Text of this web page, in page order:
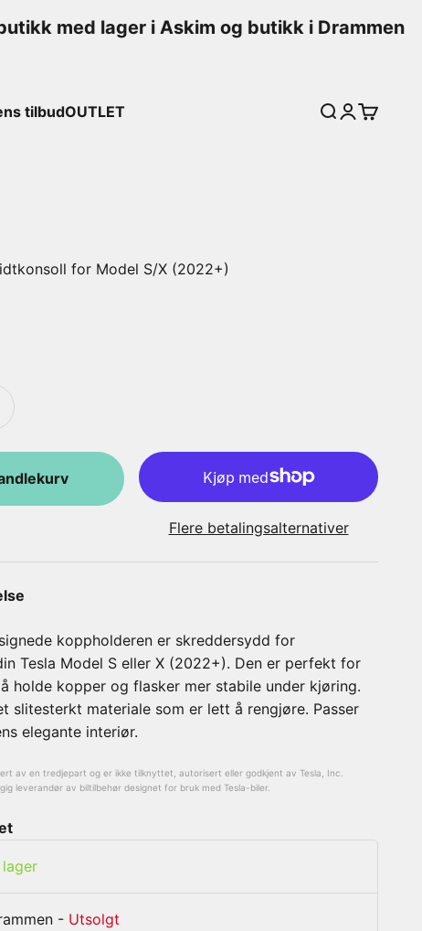
med lager i Askim og butikk i Drammen
tilbudOUTLET
SøkLogg inn
for Model S/X (2022+)
Flere betalingsalternativer
koppholderen er skreddersydd for
Tesla Model S eller X (2022+). Den er perfekt for
holde kopper og flasker mer stabile under kjøring.
slitesterkt materiale som er lett å rengjøre. Passer
elegante interiør.
av en tredjepart og er ikke tilknyttet, autorisert eller godkjent av Tesla, Inc.
leverandør av biltilbehør designet for bruk med Tesla-biler.
lager
- Utsolgt